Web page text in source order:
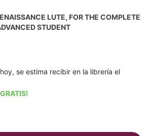
LUTE, FOR THE COMPLETE
STUDENT
se estima recibir en la librería el